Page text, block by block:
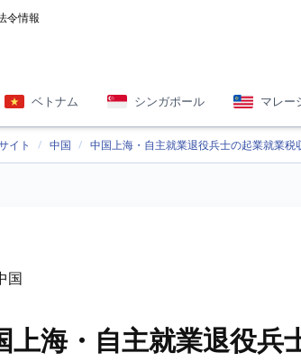
令情報
ベトナム シンガポール マレー
イト 中国 中国上海・自主就業退役兵士の起業就業
国
上海・自主就業退役兵